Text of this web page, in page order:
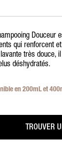
Douceur
qui renforcent
très douce,
déshydratés.
en 200mL et
TROUVER